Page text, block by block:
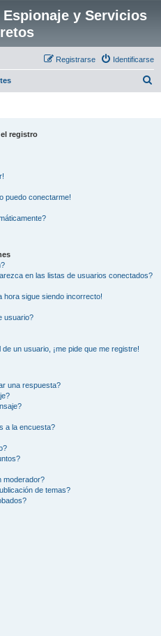
y Servicios
Identificarse
Registrarse
registro
puedo conectarme!
en las listas de usuarios conectados?
hora sigue siendo incorrecto!
usuario?
un usuario, ¡me pide que me registre!
una respuesta?
a la encuesta?
moderador?
de temas?